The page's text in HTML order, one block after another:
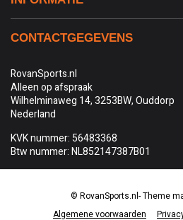
CONTACTGEGEVENS
RovanSports.nl
Alleen op afspraak
Wilhelminaweg 14, 3253BW, Ouddorp
Nederland
KVK nummer: 56483368
Btw nummer: NL852147387B01
Algemene voorwaarden
© RovanSports.nl- Theme